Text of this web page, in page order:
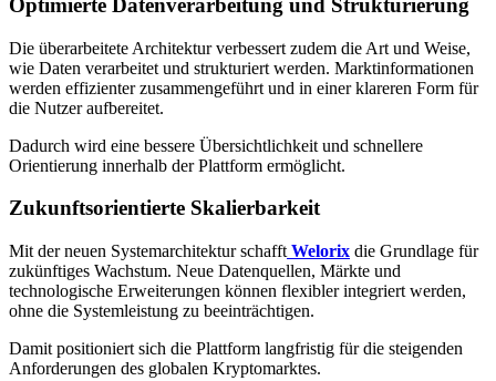
Optimierte Datenverarbeitung und Strukturierung
Die überarbeitete Architektur verbessert zudem die Art und Weise,
wie Daten verarbeitet und strukturiert werden. Marktinformationen
werden effizienter zusammengeführt und in einer klareren Form für
die Nutzer aufbereitet.
Dadurch wird eine bessere Übersichtlichkeit und schnellere
Orientierung innerhalb der Plattform ermöglicht.
Zukunftsorientierte Skalierbarkeit
Mit der neuen Systemarchitektur schafft Welorix die Grundlage für
zukünftiges Wachstum. Neue Datenquellen, Märkte und
technologische Erweiterungen können flexibler integriert werden,
ohne die Systemleistung zu beeinträchtigen.
Damit positioniert sich die Plattform langfristig für die steigenden
Anforderungen des globalen Kryptomarktes.